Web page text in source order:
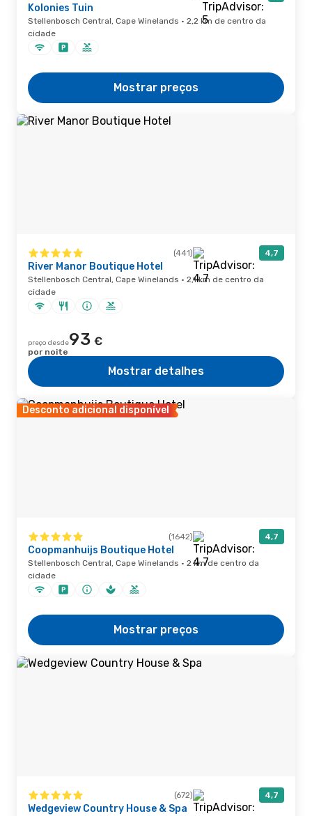
Kolonies Tuin
Stellenbosch Central, Cape Winelands · 2,2 km de centro da
cidade
Mostrar preços
(441) 4,7
River Manor Boutique Hotel
Stellenbosch Central, Cape Winelands · 2,1 km de centro da
cidade
preço desde93 €
por noite
Mostrar detalhes
Desconto adicional disponível
(1642) 4,7
Coopmanhuijs Boutique Hotel
Stellenbosch Central, Cape Winelands · 2 km de centro da
cidade
Mostrar preços
(672) 4,7
Wedgeview Country House & Spa